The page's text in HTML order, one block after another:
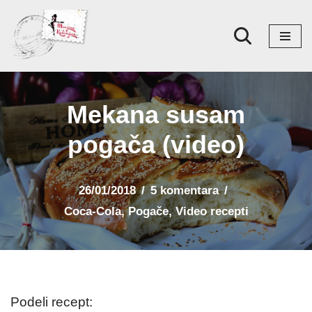
Skoči
na
sadržaj
Mekana susam
pogača (video)
26/01/2018
5 komentara
Coca-Cola,Pogače,Video recepti
Podeli recept: